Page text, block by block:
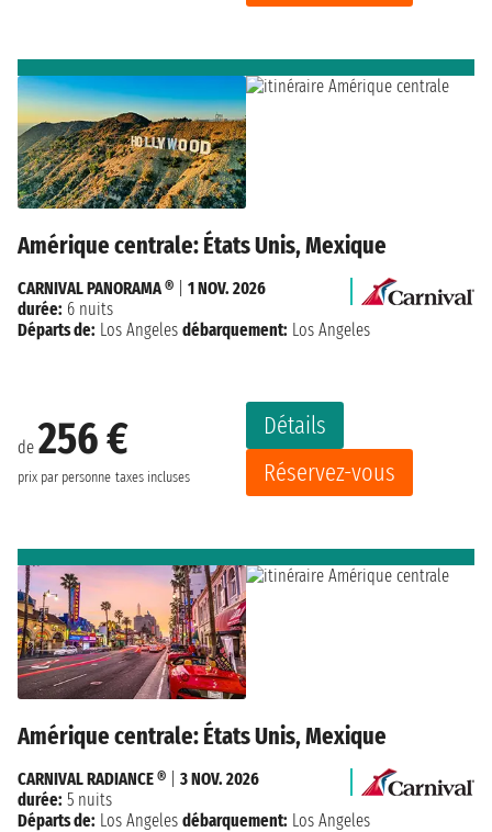
Amérique centrale: États Unis, Mexique
de 256 €
prix par personne taxes incluses
Détails
Réservez-vous
CARNIVAL PANORAMA ®
1 NOV. 2026
durée: 6 nuits
Départs de: Los Angeles débarquement: Los Angeles
Amérique centrale: États Unis, Mexique
CARNIVAL RADIANCE ®
3 NOV. 2026
durée: 5 nuits
Départs de: Los Angeles débarquement: Los Angeles